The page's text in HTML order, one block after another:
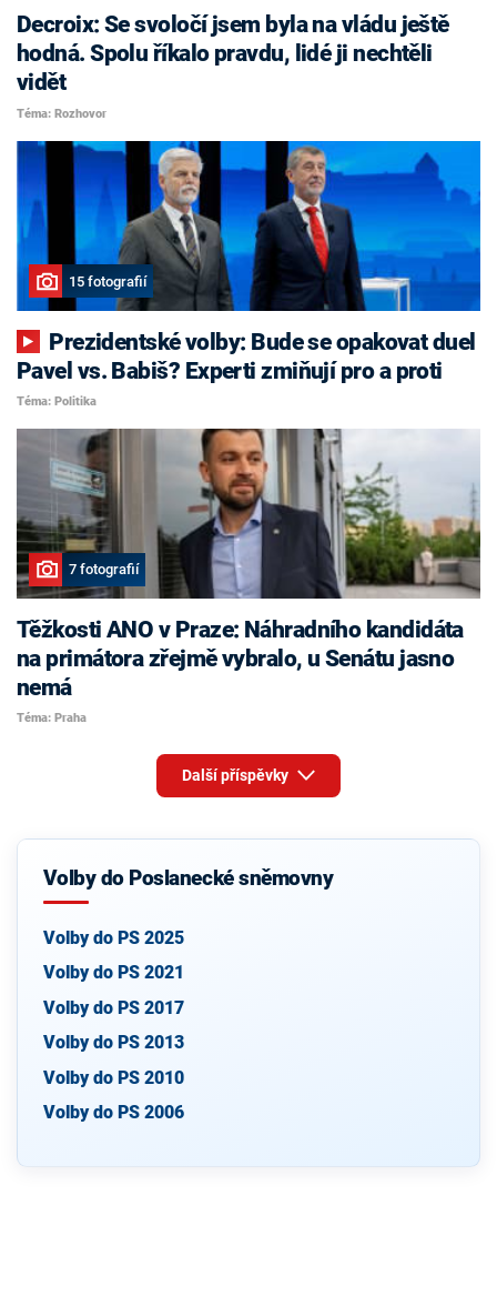
Decroix: Se svoločí jsem byla na vládu ještě
hodná. Spolu říkalo pravdu, lidé ji nechtěli
vidět
Téma: Rozhovor
15 fotografií
Pavel vs. Babiš? Experti zmiňují pro a proti
Téma: Politika
7 fotografií
Těžkosti ANO v Praze: Náhradního kandidáta
na primátora zřejmě vybralo, u Senátu jasno
nemá
Téma: Praha
Další příspěvky
Volby do Poslanecké sněmovny
Volby do PS 2025
Volby do PS 2021
Volby do PS 2017
Volby do PS 2013
Volby do PS 2010
Volby do PS 2006